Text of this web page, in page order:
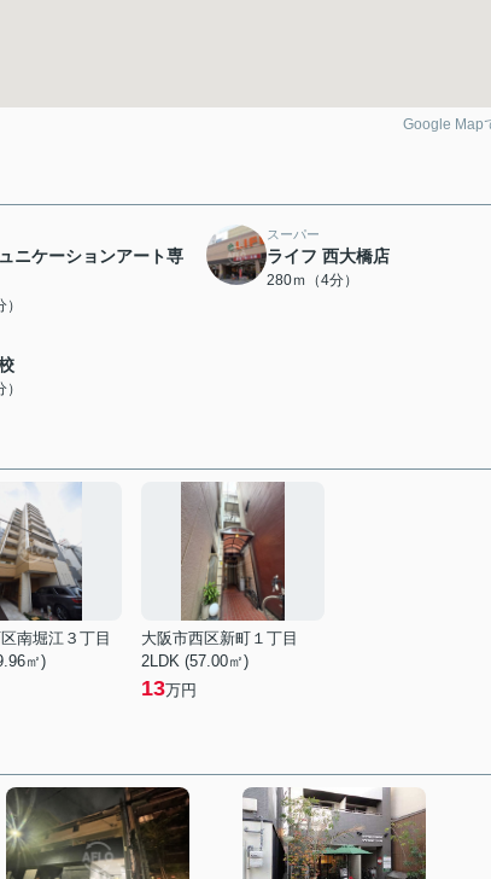
Google Map
ニケーションアート専
スーパー
ライフ 西大橋店
280ｍ（4分）
南堀江３丁目
㎡)
大阪市西区新町１丁目
2LDK (57.00㎡)
13万円